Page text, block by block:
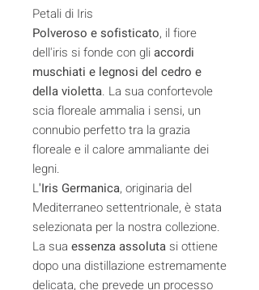
Petali di Iris
Polveroso e sofisticato, il fiore
dell'iris si fonde con gliaccordi
muschiati e legnosi del cedro e
della violetta. La sua confortevole
scia floreale ammalia i sensi, un
connubio perfetto tra la grazia
floreale e il calore ammaliante dei
legni.
L'Iris Germanica, originaria del
Mediterraneo settentrionale, è stata
selezionata per la nostra collezione.
La sua essenza assoluta si ottiene
dopo una distillazione estremamente
delicata, che prevede un processo